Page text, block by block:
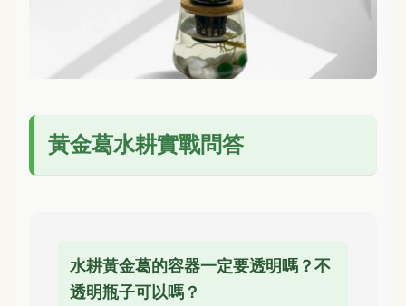
黃金葛水耕實戰問答
水耕黃金葛的容器一定要透明嗎？不
透明瓶子可以嗎？